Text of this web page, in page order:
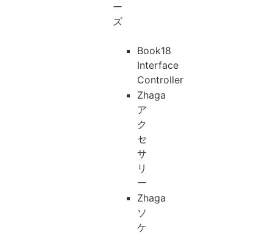
ー
ズ
Book18
Interface
Controller
Zhaga
ア
ク
セ
サ
リ
ー
Zhaga
ソ
ケ